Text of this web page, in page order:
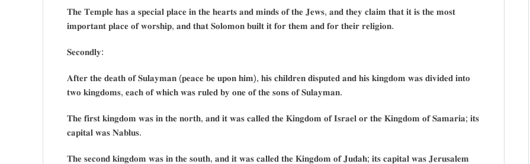
𝐓𝐡𝐞 𝐓𝐞𝐦𝐩𝐥𝐞 𝐡𝐚𝐬 𝐚 𝐬𝐩𝐞𝐜𝐢𝐚𝐥 𝐩𝐥𝐚𝐜𝐞 𝐢𝐧 𝐭𝐡𝐞 𝐡𝐞𝐚𝐫𝐭𝐬 𝐚𝐧𝐝 𝐦𝐢𝐧𝐝𝐬 𝐨𝐟 𝐭𝐡𝐞 𝐉𝐞𝐰𝐬, 𝐚𝐧𝐝 𝐭𝐡𝐞𝐲 𝐜𝐥𝐚𝐢𝐦 𝐭𝐡𝐚𝐭 𝐢𝐭 𝐢𝐬 𝐭𝐡𝐞 𝐦𝐨𝐬𝐭
𝐢𝐦𝐩𝐨𝐫𝐭𝐚𝐧𝐭 𝐩𝐥𝐚𝐜𝐞 𝐨𝐟 𝐰𝐨𝐫𝐬𝐡𝐢𝐩, 𝐚𝐧𝐝 𝐭𝐡𝐚𝐭 𝐒𝐨𝐥𝐨𝐦𝐨𝐧 𝐛𝐮𝐢𝐥𝐭 𝐢𝐭 𝐟𝐨𝐫 𝐭𝐡𝐞𝐦 𝐚𝐧𝐝 𝐟𝐨𝐫 𝐭𝐡𝐞𝐢𝐫 𝐫𝐞𝐥𝐢𝐠𝐢𝐨𝐧.
𝐒𝐞𝐜𝐨𝐧𝐝𝐥𝐲:
𝐀𝐟𝐭𝐞𝐫 𝐭𝐡𝐞 𝐝𝐞𝐚𝐭𝐡 𝐨𝐟 𝐒𝐮𝐥𝐚𝐲𝐦𝐚𝐧 (𝐩𝐞𝐚𝐜𝐞 𝐛𝐞 𝐮𝐩𝐨𝐧 𝐡𝐢𝐦), 𝐡𝐢𝐬 𝐜𝐡𝐢𝐥𝐝𝐫𝐞𝐧 𝐝𝐢𝐬𝐩𝐮𝐭𝐞𝐝 𝐚𝐧𝐝 𝐡𝐢𝐬 𝐤𝐢𝐧𝐠𝐝𝐨𝐦 𝐰𝐚𝐬 𝐝𝐢𝐯𝐢𝐝𝐞𝐝 𝐢𝐧𝐭𝐨
𝐭𝐰𝐨 𝐤𝐢𝐧𝐠𝐝𝐨𝐦𝐬, 𝐞𝐚𝐜𝐡 𝐨𝐟 𝐰𝐡𝐢𝐜𝐡 𝐰𝐚𝐬 𝐫𝐮𝐥𝐞𝐝 𝐛𝐲 𝐨𝐧𝐞 𝐨𝐟 𝐭𝐡𝐞 𝐬𝐨𝐧𝐬 𝐨𝐟 𝐒𝐮𝐥𝐚𝐲𝐦𝐚𝐧.
𝐓𝐡𝐞 𝐟𝐢𝐫𝐬𝐭 𝐤𝐢𝐧𝐠𝐝𝐨𝐦 𝐰𝐚𝐬 𝐢𝐧 𝐭𝐡𝐞 𝐧𝐨𝐫𝐭𝐡, 𝐚𝐧𝐝 𝐢𝐭 𝐰𝐚𝐬 𝐜𝐚𝐥𝐥𝐞𝐝 𝐭𝐡𝐞 𝐊𝐢𝐧𝐠𝐝𝐨𝐦 𝐨𝐟 𝐈𝐬𝐫𝐚𝐞𝐥 𝐨𝐫 𝐭𝐡𝐞 𝐊𝐢𝐧𝐠𝐝𝐨𝐦 𝐨𝐟 𝐒𝐚𝐦𝐚𝐫𝐢𝐚; 𝐢𝐭𝐬
𝐜𝐚𝐩𝐢𝐭𝐚𝐥 𝐰𝐚𝐬 𝐍𝐚𝐛𝐥𝐮𝐬.
𝐓𝐡𝐞 𝐬𝐞𝐜𝐨𝐧𝐝 𝐤𝐢𝐧𝐠𝐝𝐨𝐦 𝐰𝐚𝐬 𝐢𝐧 𝐭𝐡𝐞 𝐬𝐨𝐮𝐭𝐡, 𝐚𝐧𝐝 𝐢𝐭 𝐰𝐚𝐬 𝐜𝐚𝐥𝐥𝐞𝐝 𝐭𝐡𝐞 𝐊𝐢𝐧𝐠𝐝𝐨𝐦 𝐨𝐟 𝐉𝐮𝐝𝐚𝐡; 𝐢𝐭𝐬 𝐜𝐚𝐩𝐢𝐭𝐚𝐥 𝐰𝐚𝐬 𝐉𝐞𝐫𝐮𝐬𝐚𝐥𝐞𝐦